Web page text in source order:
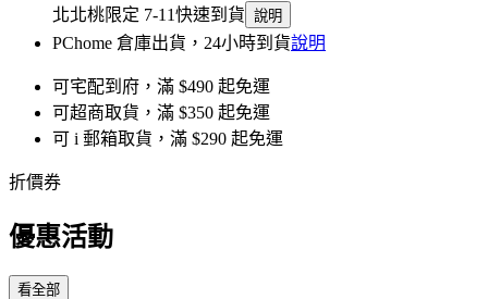
北北桃限定 7-11快速到貨 說明
PChome 倉庫出貨，24小時到貨說明
可宅配到府，滿 $490 起免運
可超商取貨，滿 $350 起免運
可 i 郵箱取貨，滿 $290 起免運
折價券
優惠活動
看全部